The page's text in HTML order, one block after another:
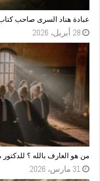
عبادة هناد السرى صاحب
28 أبريل، 2026
من هو العارف بالله ؟
31 مارس، 2026